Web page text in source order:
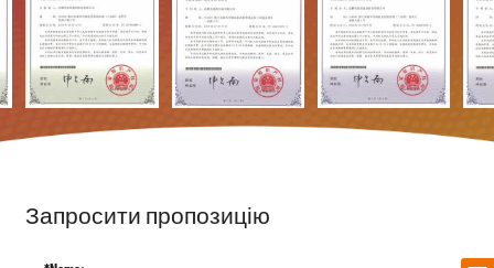
Запросити пропозицію